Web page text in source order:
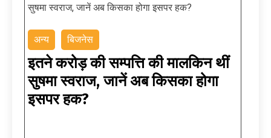
सुषमा स्वराज, जानें अब किसका होगा इसपर हक?
अन्य बिजनेस
इतने करोड़ की सम्पत्ति की मालकिन थीं
सुषमा स्वराज, जानें अब किसका होगा
इसपर हक?